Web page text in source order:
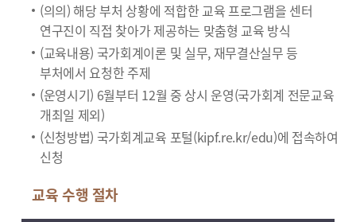
(의의) 해당 부처 상황에 적합한 교육 프로그램을 센터
연구진이 직접 찾아가 제공하는 맞춤형 교육 방식
(교육내용) 국가회계이론 및 실무, 재무결산실무 등
부처에서 요청한 주제
(운영시기) 6월부터 12월 중 상시 운영(국가회계 전문교육
개최일 제외)
(신청방법) 국가회계교육 포털(kipf.re.kr/edu)에 접속하여
신청
교육 수행 절차